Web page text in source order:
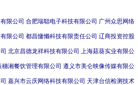
限公司 合肥瑞聪电子科技有限公司 广州众思网络
限公司 都昌慵懒科技有限责任公司 辽商投资控股
北京昌德龙祥科技有限公司 上海菇葵实业有限公
穗湘餐饮管理有限公司 遵义市美仑映像传媒有限公
嘉兴市云庆网络科技有限公司 天津台信检测技术